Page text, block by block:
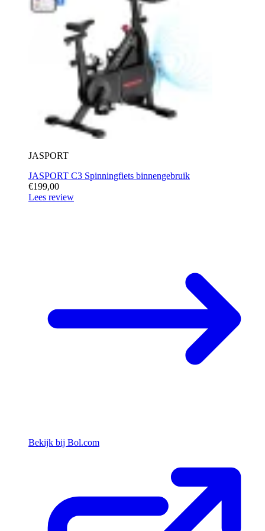
JASPORT
JASPORT C3 Spinningfiets binnengebruik
€199,00
Lees review
Bekijk bij Bol.com